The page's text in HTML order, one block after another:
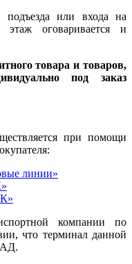
подъезда или входа на
оговаривается и
товара и товаров,
под заказ
при помощи
линии»
компании по
что терминал данной